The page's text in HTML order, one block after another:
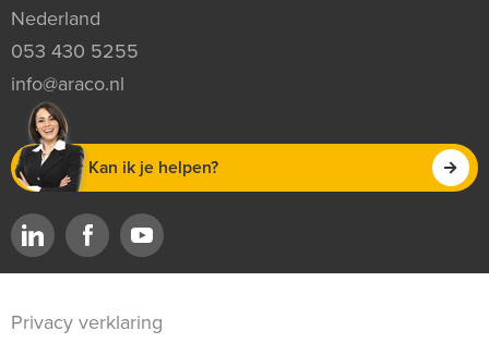
Nederland
053 430 5255
info@araco.nl
Kan ik je helpen?
Privacy verklaring